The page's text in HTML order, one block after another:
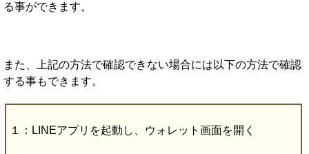
る事ができます。
また、上記の方法で確認できない場合には以下の方法で確認
する事もできます。
１：LINEアプリを起動し、ウォレット画面を開く